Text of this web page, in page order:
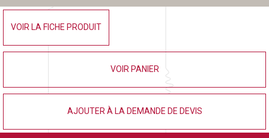
VOIR LA FICHE PRODUIT
VOIR PANIER
AJOUTER À LA DEMANDE DE DEVIS